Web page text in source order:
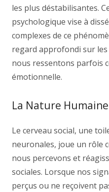
les plus déstabilisantes.
psychologique vise à
complexes de ce
regard approfondi sur
nous ressentons parfois
émotionnelle.
La Nature
Le cerveau social, une
neuronales, joue un rôle
nous percevons et
sociales. Lorsque nos
perçus ou ne reçoivent